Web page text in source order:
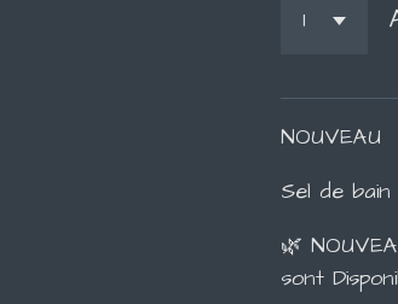
NOUVEAU
Sel de
🌿
sont